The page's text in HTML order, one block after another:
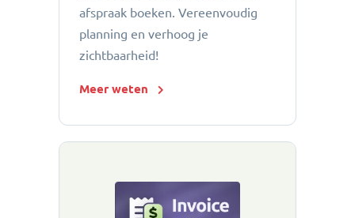
afspraak boeken. Vereenvoudig
planning en verhoog je
zichtbaarheid!
Meer weten